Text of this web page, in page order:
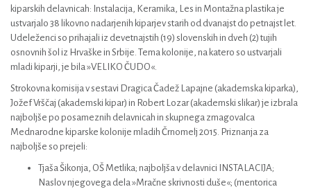
kiparskih delavnicah: Instalacija, Keramika, Les in Montažna plastika je
ustvarjalo 38 likovno nadarjenih kiparjev starih od dvanajst do petnajst let.
Udeleženci so prihajali iz devetnajstih (19) slovenskih in dveh (2) tujih
osnovnih šol iz Hrvaške in Srbije. Tema kolonije, na katero so ustvarjali
mladi kiparji, je bila »VELIKO ČUDO«.
Strokovna komisija v sestavi Dragica Čadež Lapajne (akademska kiparka),
Jožef Vrščaj (akademski kipar) in Robert Lozar (akademski slikar) je izbrala
najboljše po posameznih delavnicah in skupnega zmagovalca
Mednarodne kiparske kolonije mladih Črnomelj 2015. Priznanja za
najboljše so prejeli:
Tjaša Šikonja, OŠ Metlika; najboljša v delavnici INSTALACIJA;
Naslov njegovega dela »Mračne skrivnosti duše«; (mentorica